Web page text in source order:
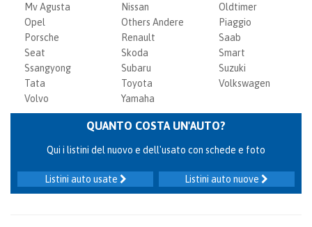
Mv Agusta
Nissan
Oldtimer
Opel
Others Andere
Piaggio
Porsche
Renault
Saab
Seat
Skoda
Smart
Ssangyong
Subaru
Suzuki
Tata
Toyota
Volkswagen
Volvo
Yamaha
QUANTO COSTA UN'AUTO?
Qui i listini del nuovo e dell'usato con schede e foto
Listini auto nuove
Listini auto usate